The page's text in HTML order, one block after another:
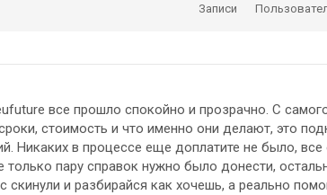
Записи
все прошло спокойно и прозрачно. С
стоимость и что именно они делают, это
Никаких в процессе еще доплатите не было, все
пару справок нужно было донести,
и разбирайся как хочешь, а реально